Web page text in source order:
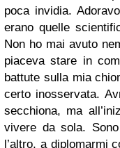
poca invidia.
erano quelle
Non ho mai avuto
piaceva stare in
battute sulla mia
certo inosservata.
secchiona, ma
vivere da sola.
l’altro, a diplomarmi